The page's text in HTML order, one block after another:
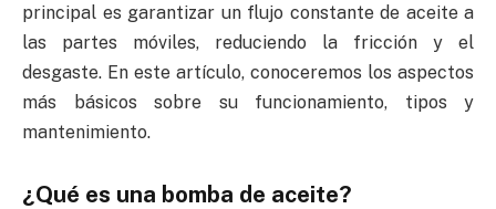
principal es garantizar un flujo constante de aceite a
las partes móviles, reduciendo la fricción y el
desgaste. En este artículo, conoceremos los aspectos
más básicos sobre su funcionamiento, tipos y
mantenimiento.
¿Qué es una bomba de aceite?